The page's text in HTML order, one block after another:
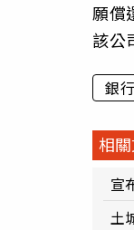
願償
該公
銀行
相
宣
土